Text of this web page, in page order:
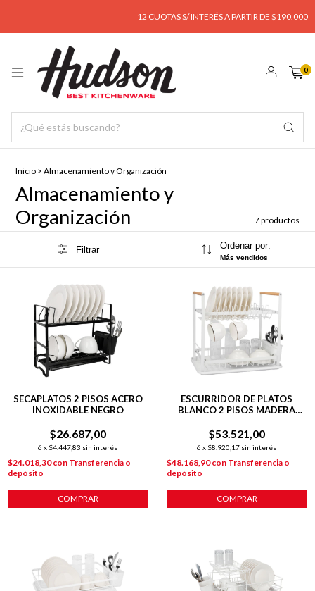
12 CUOTAS S/ INTERÉS A PARTIR DE $190.000
0
Inicio > Almacenamiento y Organización
Almacenamiento y
Organización
7 productos
Filtrar Ordenar por:
Más vendidos
SECAPLATOS 2 PISOS ACERO
INOXIDABLE NEGRO
$26.687,00
6 x $4.447,83 sin interés
$24.018,30con Transferencia o
depósito
COMPRAR
ESCURRIDOR DE PLATOS
BLANCO 2 PISOS MADERA
$53.521,00
6 x $8.920,17 sin interés
$48.168,90con Transferencia o
depósito
COMPRAR